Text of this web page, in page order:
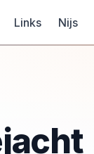
Links Nijs